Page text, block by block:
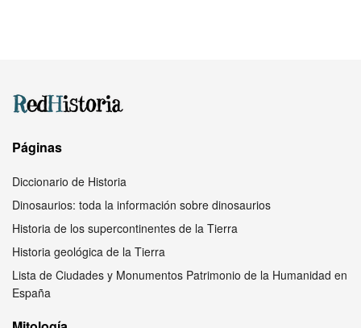
Páginas
Diccionario de Historia
Dinosaurios: toda la información sobre dinosaurios
Historia de los supercontinentes de la Tierra
Historia geológica de la Tierra
Lista de Ciudades y Monumentos Patrimonio de la Humanidad en
España